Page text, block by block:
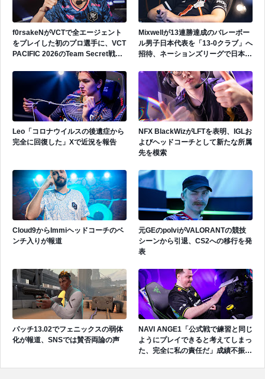
f0rsakeNがVCTで全エージェント
をプレイした初のプロ選手に、VCT
PACIFIC 2026のTeam Secret戦で
Mixwellが13連勝達成のバレーボー
ル男子日本代表を「13-0クラブ」へ
招待、ネーションズリーグで日本代
Leo「コロナウイルスの後遺症から
完全に回復した」Xで近況を報告
NFX BlackWizがLFTを表明、IGLお
よびヘッドコーチとして新たな所属
先を模索
Cloud9からImmiヘッドコーチのベ
ンチ入りが報道
元GEのpolviがVALORANTの競技
シーンから引退、CS2への移行を発
表
パッチ13.02でフェニックスの弱体
化が報道、SNSでは賛否両論の声
NAVI ANGE1「公式戦で練習と同じ
ようにプレイできると考えてしまっ
た、完全に私の責任だ」成績不振を